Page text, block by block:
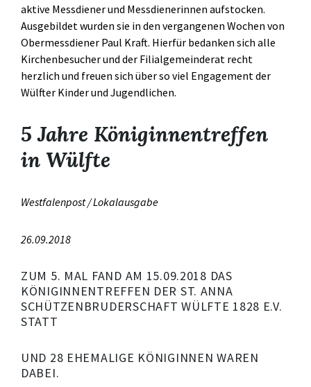
aktive Messdiener und Messdienerinnen aufstocken.
Ausgebildet wurden sie in den vergangenen Wochen von
Obermessdiener Paul Kraft. Hierfür bedanken sich alle
Kirchenbesucher und der Filialgemeinderat recht
herzlich und freuen sich über so viel Engagement der
Wülfter Kinder und Jugendlichen.
5 Jahre Königinnentreffen
in Wülfte
Westfalenpost / Lokalausgabe
26.09.2018
ZUM 5. MAL FAND AM 15.09.2018 DAS
KÖNIGINNENTREFFEN DER ST. ANNA
SCHÜTZENBRUDERSCHAFT WÜLFTE 1828 E.V.
STATT
UND 28 EHEMALIGE KÖNIGINNEN WAREN
DABEI.